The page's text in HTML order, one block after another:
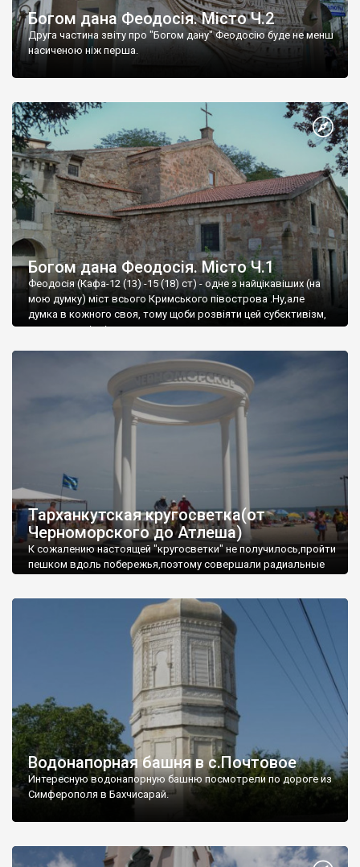
Богом дана Феодосія. Місто Ч.2
Друга частина звіту про "Богом дану" Феодосію буде не менш
насиченою ніж перша.
Богом дана Феодосія. Місто Ч.1
Феодосія (Кафа-12 (13) -15 (18) ст) - одне з найцікавіших (на
мою думку) міст всього Кримського півострова .Ну,але
думка в кожного своя, тому щоби розвіяти цей субєктивізм,
запрошую відвідати це
Тарханкутская кругосветка(от
Черноморского до Атлеша)
К сожалению настоящей "кругосветки" не получилось,пройти
пешком вдоль побережья,поэтому совершали радиальные
Водонапорная башня в с.Почтовое
Интересную водонапорную башню посмотрели по дороге из
Симферополя в Бахчисарай.